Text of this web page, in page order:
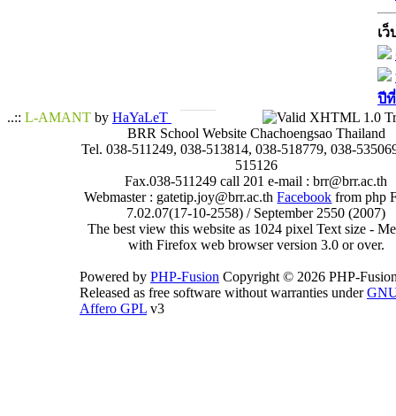
เว็
ปี
..:: L-AMANT by HaYaLeT
BRR School Website Chachoengsao Thailand
Tel. 038-511249, 038-513814, 038-518779, 038-
515126
Fax.038-511249 call 201 e-mail : brr@brr.ac.th
Webmaster : gatetip.joy@brr.ac.thFacebook from php
7.02.07(17-10-2558) / September 2550 (2007)
The best view this website as 1024 pixel Text size -
with Firefox web browser version 3.0 or over.
Powered by PHP-Fusion Copyright © 2026 PHP-
Released as free software without warranties under
Affero GPL v3